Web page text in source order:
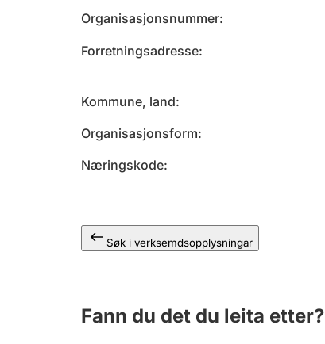
Organisasjonsnummer
Forretningsadresse
Kommune, land
Organisasjonsform
Næringskode
Søk i verksemdsopplysningar
Fann du det du leita etter?